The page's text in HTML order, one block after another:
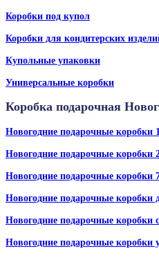
Коробки под купол
Коробки для кондитерских
Купольные упаковки
Универсальные коробки
Коробка подарочная
Новогодние подарочные коробки
Новогодние подарочные коробки
Новогодние подарочные коробки
Новогодние подарочные коробки
Новогодние подарочные коробки
Новогодние подарочные коробки